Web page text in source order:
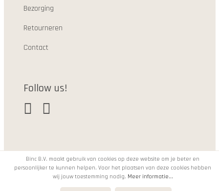
Bezorging
Retourneren
Contact
Follow us!
© 2021
Binc B.V. maakt gebruik van cookies op deze website om je beter en
persoonlijker te kunnen helpen. Voor het plaatsen van deze cookies hebben
wij jouw toestemming nodig. Meer informatie...